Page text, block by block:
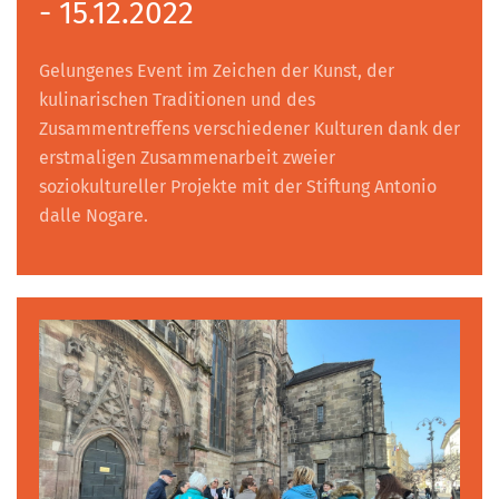
- 15.12.2022
Gelungenes Event im Zeichen der Kunst, der
kulinarischen Traditionen und des
Zusammentreffens verschiedener Kulturen dank der
erstmaligen Zusammenarbeit zweier
soziokultureller Projekte mit der Stiftung Antonio
dalle Nogare.